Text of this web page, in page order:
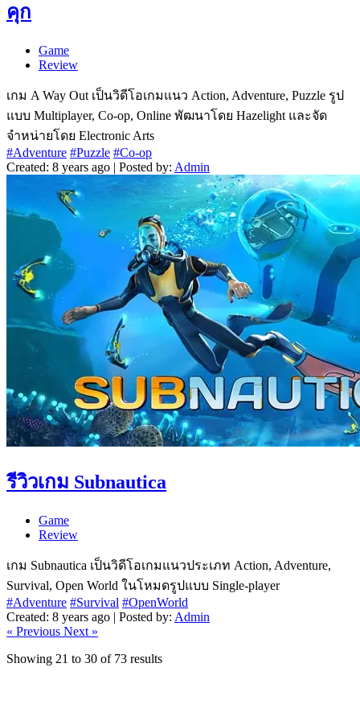
คุก
Game
Review
เกม A Way Out เป็นวิดีโอเกมแนว Action, Adventure, Puzzle รูป
แบบ Multiplayer, Co-op, Online พัฒนาโดย Hazelight และจัด
จำหน่ายโดย Electronic Arts
#Adventure #Puzzle #Co-op
Created: 8 years ago | Posted by: Admin
รีวิวเกม Subnautica
Game
Review
เกม Subnautica เป็นวิดีโอเกมแนวประเภท Action, Adventure,
Survival, Open World ในโหมดรูปแบบ Single-player
#Adventure #Survival #OpenWorld
Created: 8 years ago | Posted by: Admin
« Previous Next »
Showing 21 to 30 of 73 results